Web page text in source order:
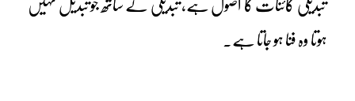
تبدیلی کائنات کا اصول ہے، تبدیلی کے ساتھ جو تبدیل نہیں
ہوتا وہ فنا ہو جاتا ہے۔